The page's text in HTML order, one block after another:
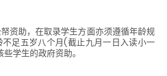
资助，在取录学生方面亦须遵循年龄规
足五岁八个月(截止九月一日入读小一
学生的政府资助。